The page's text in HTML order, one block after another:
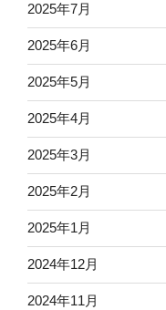
2025年7月
2025年6月
2025年5月
2025年4月
2025年3月
2025年2月
2025年1月
2024年12月
2024年11月